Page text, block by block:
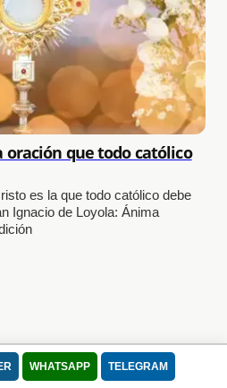
WHATSAPP TELEGRAM
oración que todo católico
es la que todo católico debe
Ignacio de Loyola: Ánima